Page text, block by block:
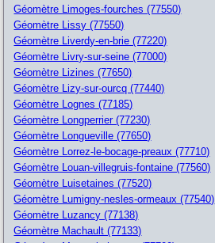
Géomètre Limoges-fourches (77550)
Géomètre Lissy (77550)
Géomètre Liverdy-en-brie (77220)
Géomètre Livry-sur-seine (77000)
Géomètre Lizines (77650)
Géomètre Lizy-sur-ourcq (77440)
Géomètre Lognes (77185)
Géomètre Longperrier (77230)
Géomètre Longueville (77650)
Géomètre Lorrez-le-bocage-preaux (77710)
Géomètre Louan-villegruis-fontaine (77560)
Géomètre Luisetaines (77520)
Géomètre Lumigny-nesles-ormeaux (77540)
Géomètre Luzancy (77138)
Géomètre Machault (77133)